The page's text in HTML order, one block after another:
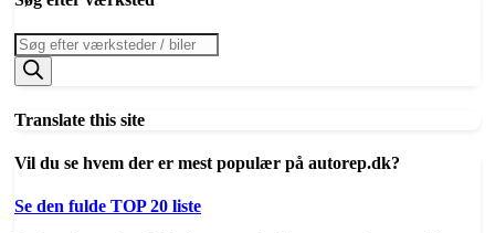
Products
search
Translate this site
Vil du se hvem der er mest populær på autorep.dk?
Se den fulde TOP 20 liste